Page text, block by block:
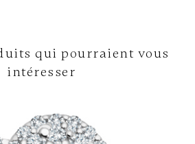
qui pourraient vous
intéresser